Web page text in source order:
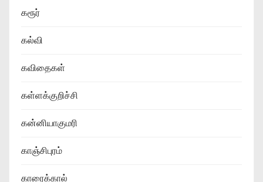
கரூர்
கல்வி
கவிதைகள்
கள்ளக்குறிச்சி
கன்னியாகுமரி
காஞ்சிபுரம்
காரைக்கால்